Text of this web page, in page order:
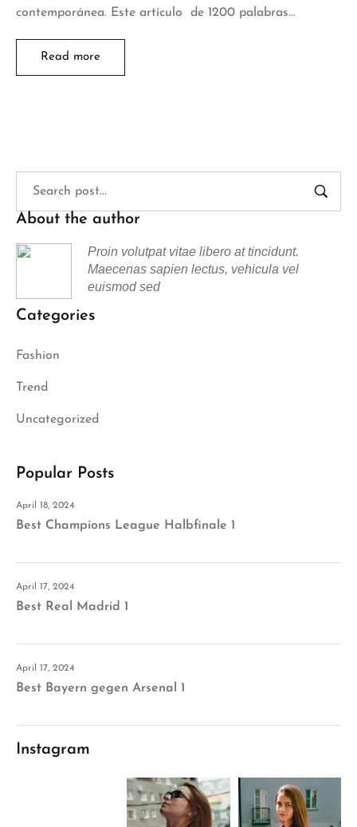
contemporánea. Este artículo de 1200 palabras…
Read more
About the author
Proin volutpat vitae libero at tincidunt.
Maecenas sapien lectus, vehicula vel
euismod sed
Categories
Fashion
Trend
Uncategorized
Popular Posts
April 18, 2024
Best Champions League Halbfinale 1
April 17, 2024
Best Real Madrid 1
April 17, 2024
Best Bayern gegen Arsenal 1
Instagram